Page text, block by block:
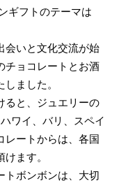
ギフトのテーマは
会いと文化交流が始
チョコレートとお酒
ました。
ると、ジュエリーの
ワイ、バリ、スペイ
レートからは、各国
ます。
トボンボンは、大切